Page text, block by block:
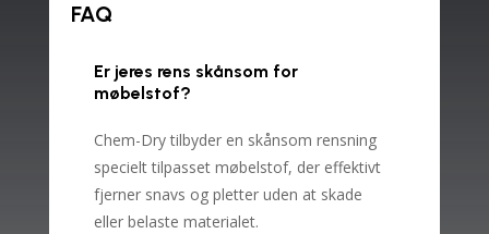
FAQ
Er jeres rens skånsom for
møbelstof?
Chem-Dry tilbyder en skånsom rensning
specielt tilpasset møbelstof, der effektivt
fjerner snavs og pletter uden at skade
eller belaste materialet.